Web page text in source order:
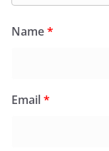
Name*
Email*